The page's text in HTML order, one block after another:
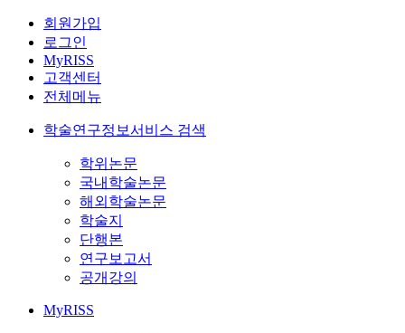
회원가입
로그인
MyRISS
고객센터
전체메뉴
학술연구정보서비스 검색
학위논문
국내학술논문
해외학술논문
학술지
단행본
연구보고서
공개강의
MyRISS